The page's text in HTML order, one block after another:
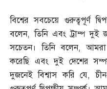
বিশ্বের সবচেয়ে গুরুত্বপূর্ণ
বলেন,তিনি এবং ট্রাম্প দুই
সচেতন। তিনি বলেন,
করেছি এবং দুই দেশের
দুজনেই বিশ্বাস করি যে,চীন